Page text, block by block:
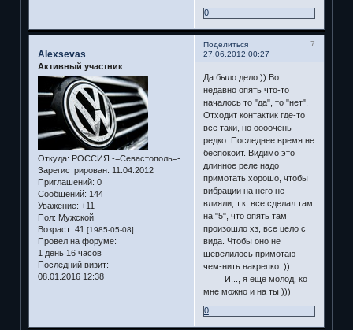
0
Поделиться
7
27.06.2012 00:27
Alexsevas
Активный участник
Откуда: РОССИЯ -=Севастополь=-
Зарегистрирован: 11.04.2012
Приглашений: 0
Сообщений: 144
Уважение: +11
Пол: Мужской
Возраст: 41 [1985-05-08]
Провел на форуме:
1 день 16 часов
Последний визит:
08.01.2016 12:38
Да было дело )) Вот
недавно опять что-то
началось то "да", то "нет".
Отходит контактик где-то
все таки, но оооочень
редко. Последнее время не
беспокоит. Видимо это
длинное реле надо
примотать хорошо, чтобы
вибрации на него не
влияли, т.к. все сделал там
на "5", что опять там
произошло хз, все цело с
вида. Чтобы оно не
шевелилось примотаю
чем-нить накрепко. ))
И..., я ещё молод, ко
мне можно и на ты )))
0